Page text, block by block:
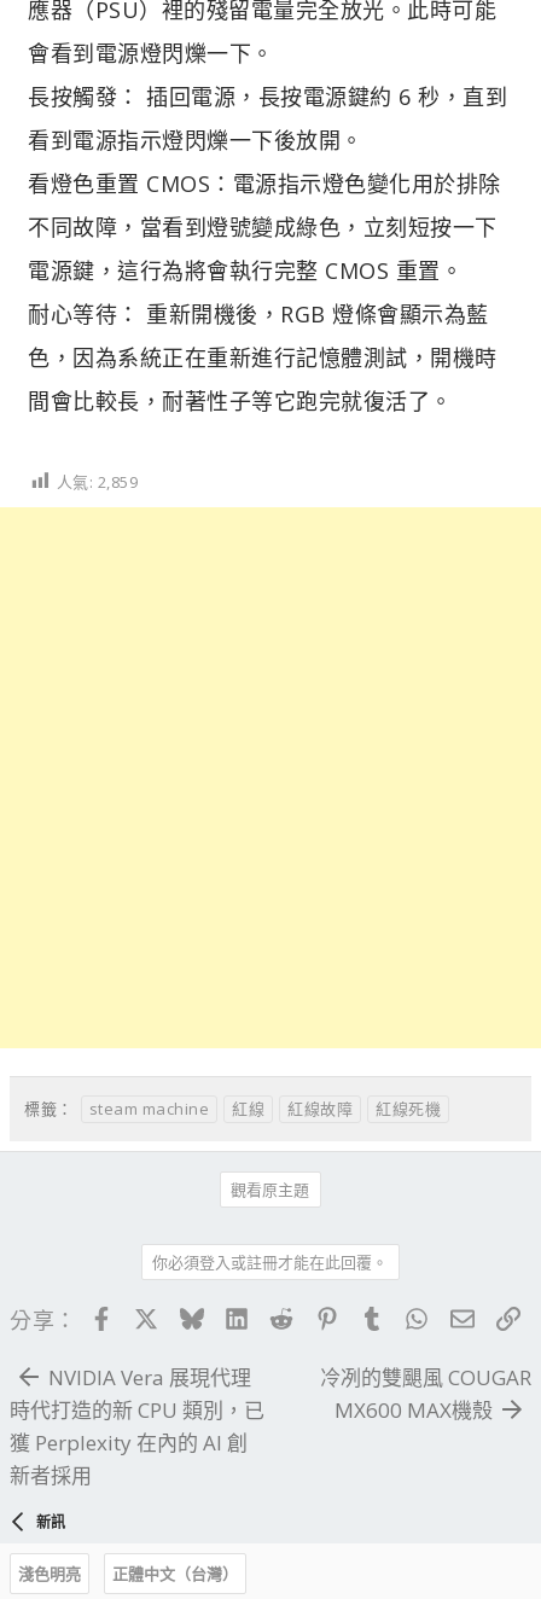
應器（PSU）裡的殘留電量完全放光。此時可能
會看到電源燈閃爍一下。
長按觸發： 插回電源，長按電源鍵約 6 秒，直到
看到電源指示燈閃爍一下後放開。
看燈色重置 CMOS：電源指示燈色變化用於排除
不同故障，當看到燈號變成綠色，立刻短按一下
電源鍵，這行為將會執行完整 CMOS 重置。
耐心等待： 重新開機後，RGB 燈條會顯示為藍
色，因為系統正在重新進行記憶體測試，開機時
間會比較長，耐著性子等它跑完就復活了。
人氣: 2,859
標籤： steam machine 紅線 紅線故障 紅線死機
觀看原主題
你必須登入或註冊才能在此回覆。
分享： FacebookBlueskyLinkedIn
Reddit PinterestTumblrWhatsApp
電子
NVIDIA Vera 展現代理
時代打造的新 CPU 類別，已
獲 Perplexity 在內的 AI 創
新者採用
冷冽的雙颶風 COUGAR
MX600 MAX機殼
新訊
淺色明亮
正體中文（台灣）